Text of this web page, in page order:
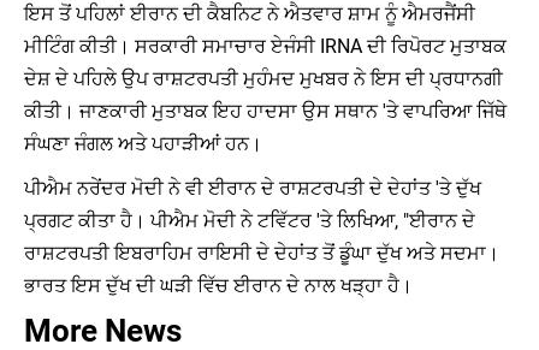
ਇਸ ਤੋਂ ਪਹਿਲਾਂ ਈਰਾਨ ਦੀ ਕੈਬਨਿਟ ਨੇ ਐਤਵਾਰ ਸ਼ਾਮ ਨੂੰ ਐਮਰਜੈਂਸੀ
ਮੀਟਿੰਗ ਕੀਤੀ। ਸਰਕਾਰੀ ਸਮਾਚਾਰ ਏਜੰਸੀ IRNA ਦੀ ਰਿਪੋਰਟ ਮੁਤਾਬਕ
ਦੇਸ਼ ਦੇ ਪਹਿਲੇ ਉਪ ਰਾਸ਼ਟਰਪਤੀ ਮੁਹੰਮਦ ਮੁਖਬਰ ਨੇ ਇਸ ਦੀ ਪ੍ਰਧਾਨਗੀ
ਕੀਤੀ। ਜਾਣਕਾਰੀ ਮੁਤਾਬਕ ਇਹ ਹਾਦਸਾ ਉਸ ਸਥਾਨ 'ਤੇ ਵਾਪਰਿਆ ਜਿੱਥੇ
ਸੰਘਣਾ ਜੰਗਲ ਅਤੇ ਪਹਾੜੀਆਂ ਹਨ।
ਪੀਐਮ ਨਰੇਂਦਰ ਮੋਦੀ ਨੇ ਵੀ ਈਰਾਨ ਦੇ ਰਾਸ਼ਟਰਪਤੀ ਦੇ ਦੇਹਾਂਤ 'ਤੇ ਦੁੱਖ
ਪ੍ਰਗਟ ਕੀਤਾ ਹੈ। ਪੀਐਮ ਮੋਦੀ ਨੇ ਟਵਿੱਟਰ 'ਤੇ ਲਿਖਿਆ, "ਈਰਾਨ ਦੇ
ਰਾਸ਼ਟਰਪਤੀ ਇਬਰਾਹਿਮ ਰਾਇਸੀ ਦੇ ਦੇਹਾਂਤ ਤੋਂ ਡੂੰਘਾ ਦੁੱਖ ਅਤੇ ਸਦਮਾ।
ਭਾਰਤ ਇਸ ਦੁੱਖ ਦੀ ਘੜੀ ਵਿੱਚ ਈਰਾਨ ਦੇ ਨਾਲ ਖੜ੍ਹਾ ਹੈ।
More News